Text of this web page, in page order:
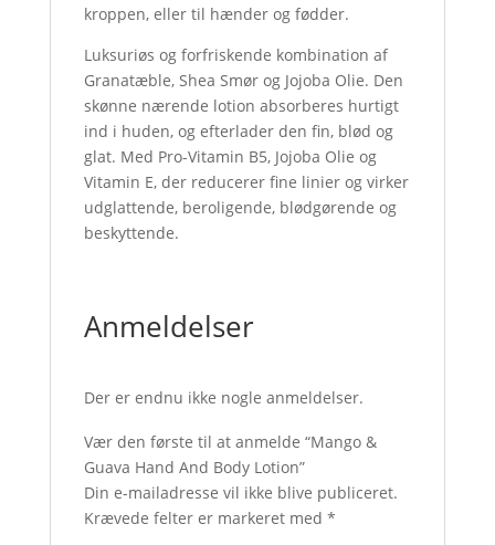
kroppen, eller til hænder og fødder.
Luksuriøs og forfriskende kombination af
Granatæble, Shea Smør og Jojoba Olie. Den
skønne nærende lotion absorberes hurtigt
ind i huden, og efterlader den fin, blød og
glat. Med Pro-Vitamin B5, Jojoba Olie og
Vitamin E, der reducerer fine linier og virker
udglattende, beroligende, blødgørende og
beskyttende.
Anmeldelser
Der er endnu ikke nogle anmeldelser.
Vær den første til at anmelde “Mango &
Guava Hand And Body Lotion”
Din e-mailadresse vil ikke blive publiceret.
Krævede felter er markeret med *